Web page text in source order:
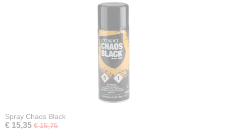
Spray Chaos Black
€ 15,35 € 15,75